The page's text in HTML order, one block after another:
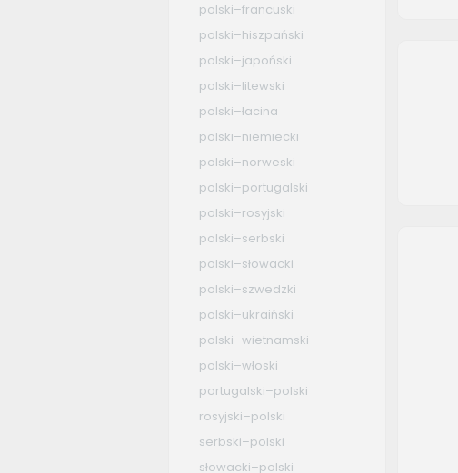
polski–francuski
polski–hiszpański
polski–japoński
polski–litewski
polski–łacina
polski–niemiecki
polski–norweski
polski–portugalski
polski–rosyjski
polski–serbski
polski–słowacki
polski–szwedzki
polski–ukraiński
polski–wietnamski
polski–włoski
portugalski–polski
rosyjski–polski
serbski–polski
słowacki–polski